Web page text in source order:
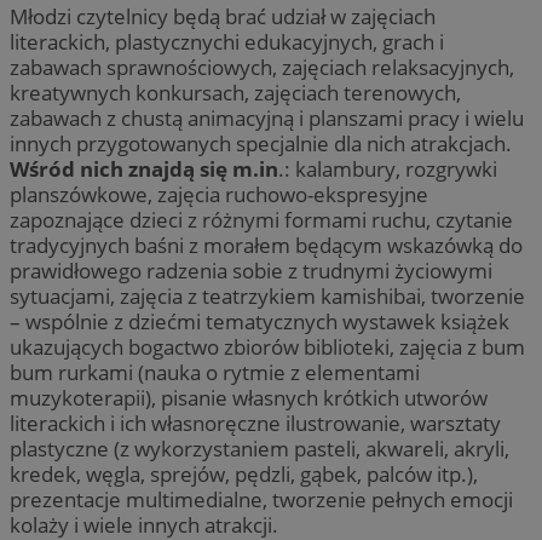
Młodzi czytelnicy będą brać udział w zajęciach
literackich, plastycznychi edukacyjnych, grach i
zabawach sprawnościowych, zajęciach relaksacyjnych,
kreatywnych konkursach, zajęciach terenowych,
zabawach z chustą animacyjną i planszami pracy i wielu
innych przygotowanych specjalnie dla nich atrakcjach.
Wśród nich znajdą się m.in.: kalambury, rozgrywki
planszówkowe, zajęcia ruchowo-ekspresyjne
zapoznające dzieci z różnymi formami ruchu, czytanie
tradycyjnych baśni z morałem będącym wskazówką do
prawidłowego radzenia sobie z trudnymi życiowymi
sytuacjami, zajęcia z teatrzykiem kamishibai, tworzenie
– wspólnie z dziećmi tematycznych wystawek książek
ukazujących bogactwo zbiorów biblioteki, zajęcia z bum
bum rurkami (nauka o rytmie z elementami
muzykoterapii), pisanie własnych krótkich utworów
literackich i ich własnoręczne ilustrowanie, warsztaty
plastyczne (z wykorzystaniem pasteli, akwareli, akryli,
kredek, węgla, sprejów, pędzli, gąbek, palców itp.),
prezentacje multimedialne, tworzenie pełnych emocji
kolaży i wiele innych atrakcji.